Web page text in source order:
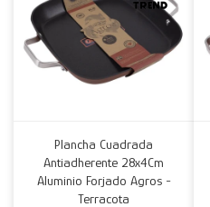
Plancha Cuadrada
Antiadherente 28x4Cm
Aluminio Forjado Agros -
Terracota